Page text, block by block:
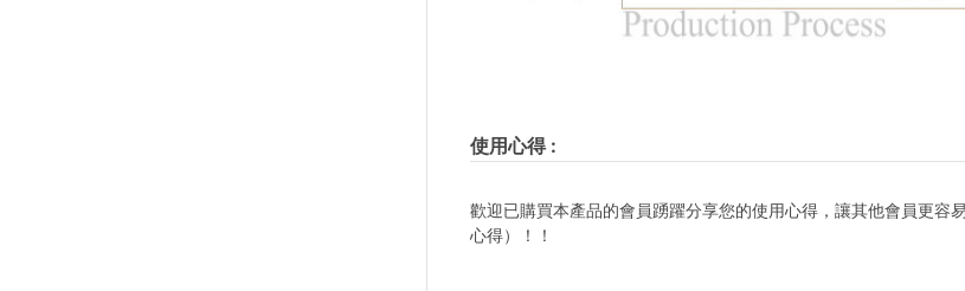
使用心得:
歡迎已購買本產品的會員踴躍分享您的使用心得，讓其他會員更
心得）！！